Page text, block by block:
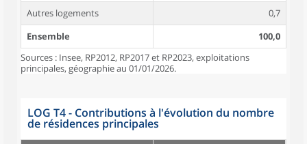
Autres logements
0,7
Ensemble
100,0
Sources : Insee, RP2012, RP2017 et RP2023, exploitations
principales, géographie au 01/01/2026.
LOG T4 - Contributions à l'évolution du nombre
de résidences principales